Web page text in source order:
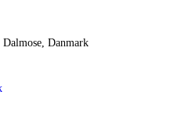
Danmark